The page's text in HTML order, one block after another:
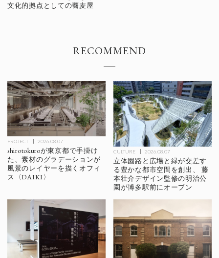
文化的拠点としての蕎麦屋
RECOMMEND
PROJECT 2026.08.07
shirotokuroが東京都で手掛け
た、素材のグラデーションが
風景のレイヤーを描くオフィ
ス〈DAIKI〉
CULTURE 2026.08.07
立体園路と広場と緑が交差す
る豊かな都市空間を創出、 藤
本壮介デザイン監修の明治公
園が博多駅前にオープン